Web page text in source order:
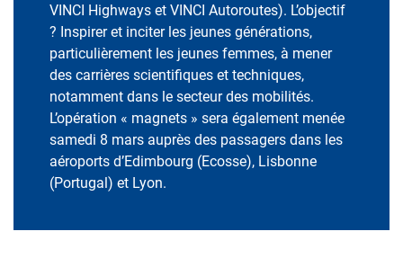
VINCI Highways et VINCI Autoroutes). L’objectif
? Inspirer et inciter les jeunes générations,
particulièrement les jeunes femmes, à mener
des carrières scientifiques et techniques,
notamment dans le secteur des mobilités.
L’opération « magnets » sera également menée
samedi 8 mars auprès des passagers dans les
aéroports d’Edimbourg (Ecosse), Lisbonne
(Portugal) et Lyon.